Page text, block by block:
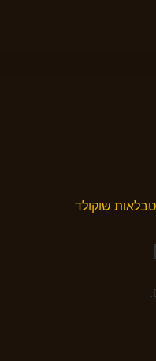
טבלאות שוקולד